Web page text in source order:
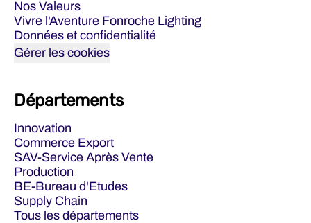
Nos Valeurs
Vivre l'Aventure Fonroche Lighting
Données et confidentialité
Gérer les cookies
Départements
Innovation
Commerce Export
SAV-Service Après Vente
Production
BE-Bureau d'Etudes
Supply Chain
Tous les départements